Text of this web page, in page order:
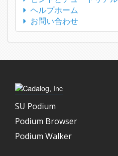
ヘルプホーム
お問い合わせ
SU Podium
Podium Browser
Podium Walker